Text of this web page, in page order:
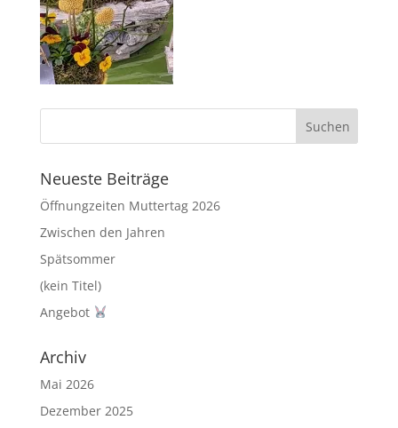
Neueste Beiträge
Öffnungzeiten Muttertag 2026
Zwischen den Jahren
Spätsommer
(kein Titel)
Angebot
Archiv
Mai 2026
Dezember 2025